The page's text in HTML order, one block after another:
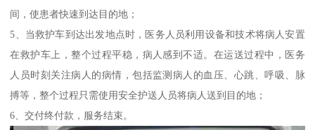
间，使患者快速到达目的地；
5、当救护车到达出发地点时，医务人员利用设备和技术将病人安置
在救护车上，整个过程平稳，病人感到不适。在运送过程中，医务
人员时刻关注病人的病情，包括监测病人的血压、心跳、呼吸、脉
搏等，整个过程只需使用安全护送人员将病人送到目的地；
6、交付终付款，服务结束。